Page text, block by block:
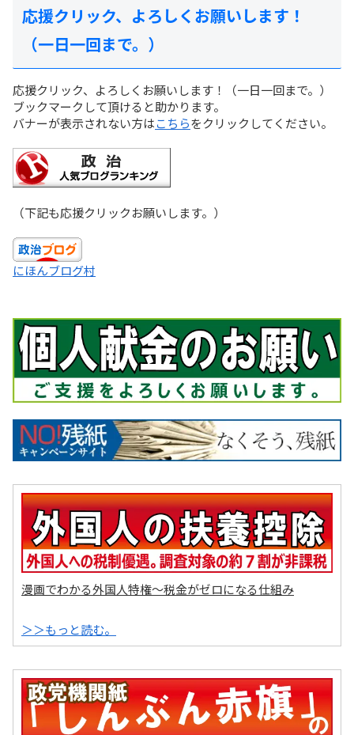
応援クリック、よろしくお願いします！
（一日一回まで。）
応援クリック、よろしくお願いします！（一日一回まで。）
ブックマークして頂けると助かります。
バナーが表示されない方はこちらをクリックしてください。
（下記も応援クリックお願いします。）
にほんブログ村
漫画でわかる外国人特権～税金がゼロになる仕組み
＞＞もっと読む。